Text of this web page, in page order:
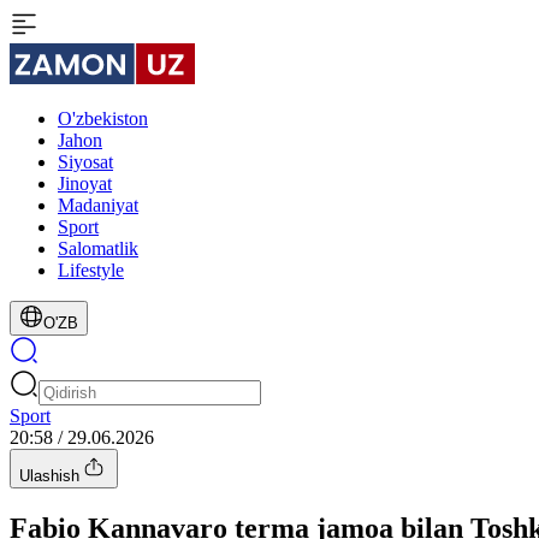
O'zbekiston
Jahon
Siyosat
Jinoyat
Madaniyat
Sport
Salomatlik
Lifestyle
O'ZB
Sport
20:58 / 29.06.2026
Ulashish
Fabio Kannavaro terma jamoa bilan